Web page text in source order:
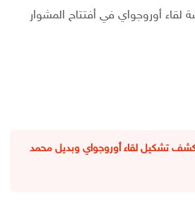
لقاء أوروجواي في أفتتاح المشوار
تشكيل لقاء أوروجواي وبديل محمد